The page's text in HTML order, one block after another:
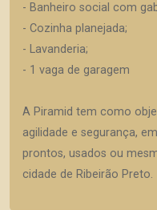
- Banheiro social com
- Cozinha planejada;
- Lavanderia;
- 1 vaga de garagem
A Piramid tem como
agilidade e segurança,
prontos, usados ou
cidade de Ribeirão Preto.